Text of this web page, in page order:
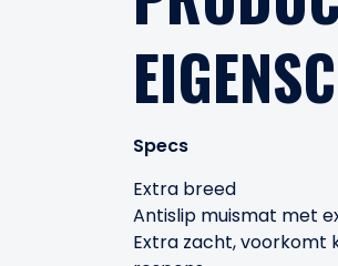
Specs
Extra breed
Antislip muismat met
Extra zacht, voorkomt